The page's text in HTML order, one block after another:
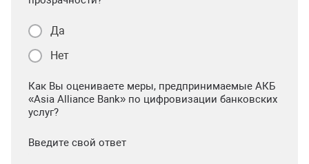
Да
Нет
Как Вы оцениваете меры, предпринимаемые АКБ
«Asia Alliance Bank» по цифровизации банковских
услуг?
Введите свой ответ